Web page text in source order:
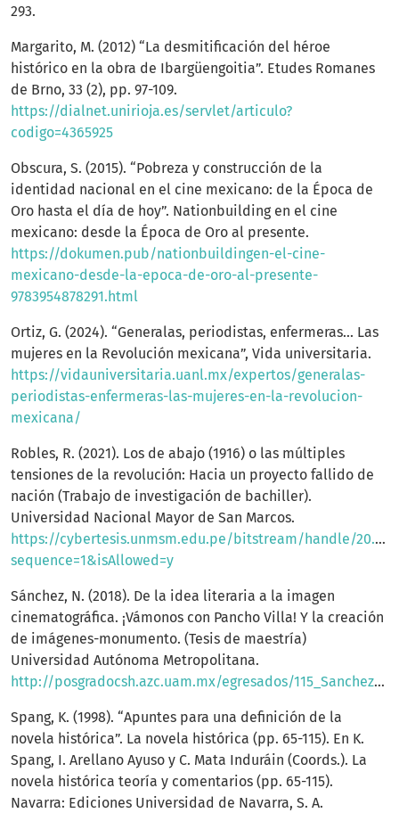
293.
Margarito, M. (2012) “La desmitificación del héroe
histórico en la obra de Ibargüengoitia”. Etudes Romanes
de Brno, 33 (2), pp. 97-109.
https://dialnet.unirioja.es/servlet/articulo?
codigo=4365925
Obscura, S. (2015). “Pobreza y construcción de la
identidad nacional en el cine mexicano: de la Época de
Oro hasta el día de hoy”. Nationbuilding en el cine
mexicano: desde la Época de Oro al presente.
https://dokumen.pub/nationbuildingen-el-cine-
mexicano-desde-la-epoca-de-oro-al-presente-
9783954878291.html
Ortiz, G. (2024). “Generalas, periodistas, enfermeras... Las
mujeres en la Revolución mexicana”, Vida universitaria.
https://vidauniversitaria.uanl.mx/expertos/generalas-
periodistas-enfermeras-las-mujeres-en-la-revolucion-
mexicana/
Robles, R. (2021). Los de abajo (1916) o las múltiples
tensiones de la revolución: Hacia un proyecto fallido de
nación (Trabajo de investigación de bachiller).
Universidad Nacional Mayor de San Marcos.
https://cybertesis.unmsm.edu.pe/bitstream/handle/
sequence=1&isAllowed=y
Sánchez, N. (2018). De la idea literaria a la imagen
cinematográfica. ¡Vámonos con Pancho Villa! Y la creación
de imágenes-monumento. (Tesis de maestría)
Universidad Autónoma Metropolitana.
http://posgradocsh.azc.uam.mx/egresados/115_SanchezN_Pancho_Villa.pdf
Spang, K. (1998). “Apuntes para una definición de la
novela histórica”. La novela histórica (pp. 65-115). En K.
Spang, I. Arellano Ayuso y C. Mata Induráin (Coords.). La
novela histórica teoría y comentarios (pp. 65-115).
Navarra: Ediciones Universidad de Navarra, S. A.